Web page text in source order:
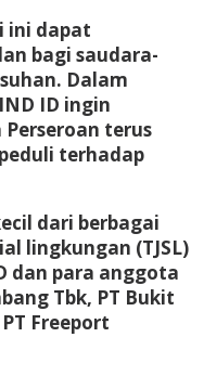
ini dapat
bagi saudara-
Dalam
ID ingin
terus
terhadap
dari berbagai
lingkungan (TJSL)
dan para anggota
Tbk, PT Bukit
Freeport